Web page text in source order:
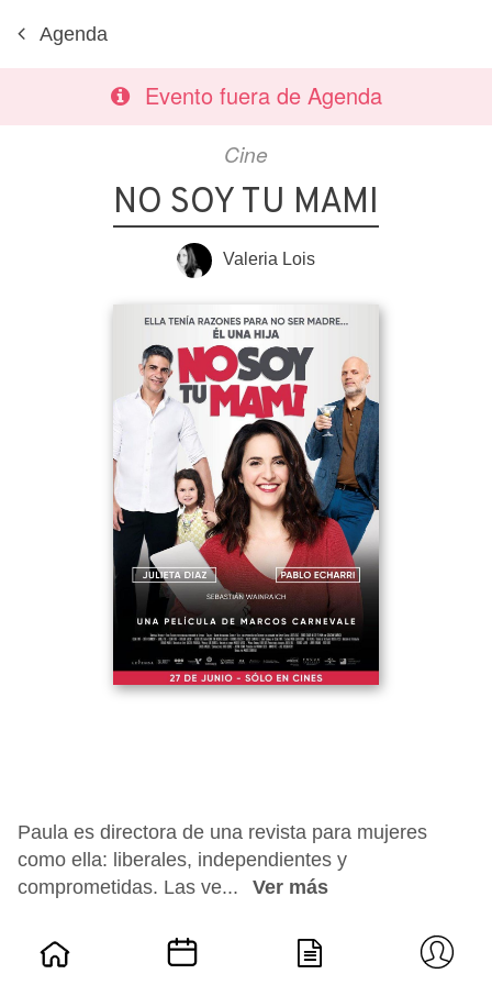
Agenda
Evento fuera de Agenda
Cine
NO SOY TU MAMI
Valeria Lois
Paula es directora de una revista para mujeres
como ella: liberales, independientes y
comprometidas. Las ve...
Ver más